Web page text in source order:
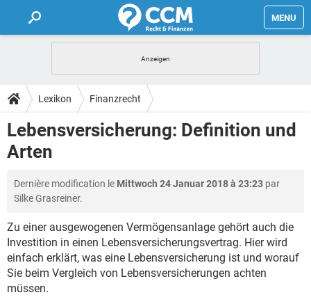
MENU
FORUM
TIPPS
LEXIKON
Lexikon Finanzrecht
Lebensversicherung: Definition und
Arten
Dernière modification le Mittwoch 24 Januar 2018 à 23:23 par
Silke Grasreiner.
Zu einer ausgewogenen Vermögensanlage gehört auch die
Investition in einen Lebensversicherungsvertrag. Hier wird
einfach erklärt, was eine Lebensversicherung ist und worauf
Sie beim Vergleich von Lebensversicherungen achten
müssen.